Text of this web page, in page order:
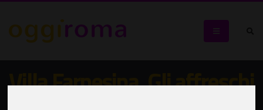
Villa Farnesina. Gli affreschi